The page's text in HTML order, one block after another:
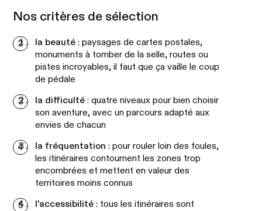
Nos critères de sélection
la beauté : paysages de cartes postales,
monuments à tomber de la selle, routes ou
pistes incroyables, il faut que ça vaille le coup
de pédale
la difficulté : quatre niveaux pour bien choisir
son aventure, avec un parcours adapté aux
envies de chacun
la fréquentation : pour rouler loin des foules,
les itinéraires contournent les zones trop
encombrées et mettent en valeur des
territoires moins connus
l'accessibilité : tous les itinéraires sont